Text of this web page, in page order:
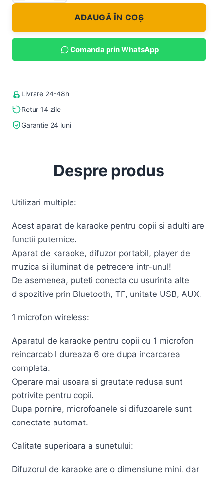
ADAUGĂ ÎN COȘ
Comanda prin WhatsApp
Livrare 24-48h
Retur 14 zile
Garantie 24 luni
Despre produs
Utilizari multiple:
Acest aparat de karaoke pentru copii si adulti are
functii puternice.
Aparat de karaoke, difuzor portabil, player de
muzica si iluminat de petrecere intr-unul!
De asemenea, puteti conecta cu usurinta alte
dispozitive prin Bluetooth, TF, unitate USB, AUX.
1 microfon wireless:
Aparatul de karaoke pentru copii cu 1 microfon
reincarcabil dureaza 6 ore dupa incarcarea
completa.
Operare mai usoara si greutate redusa sunt
potrivite pentru copii.
Dupa pornire, microfoanele si difuzoarele sunt
conectate automat.
Calitate superioara a sunetului:
Difuzorul de karaoke are o dimensiune mini, dar